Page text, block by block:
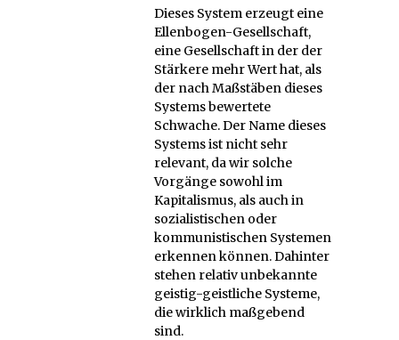
Dieses System erzeugt eine
Ellenbogen-Gesellschaft,
eine Gesellschaft in der der
Stärkere mehr Wert hat, als
der nach Maßstäben dieses
Systems bewertete
Schwache. Der Name dieses
Systems ist nicht sehr
relevant, da wir solche
Vorgänge sowohl im
Kapitalismus, als auch in
sozialistischen oder
kommunistischen Systemen
erkennen können. Dahinter
stehen relativ unbekannte
geistig-geistliche Systeme,
die wirklich maßgebend
sind.